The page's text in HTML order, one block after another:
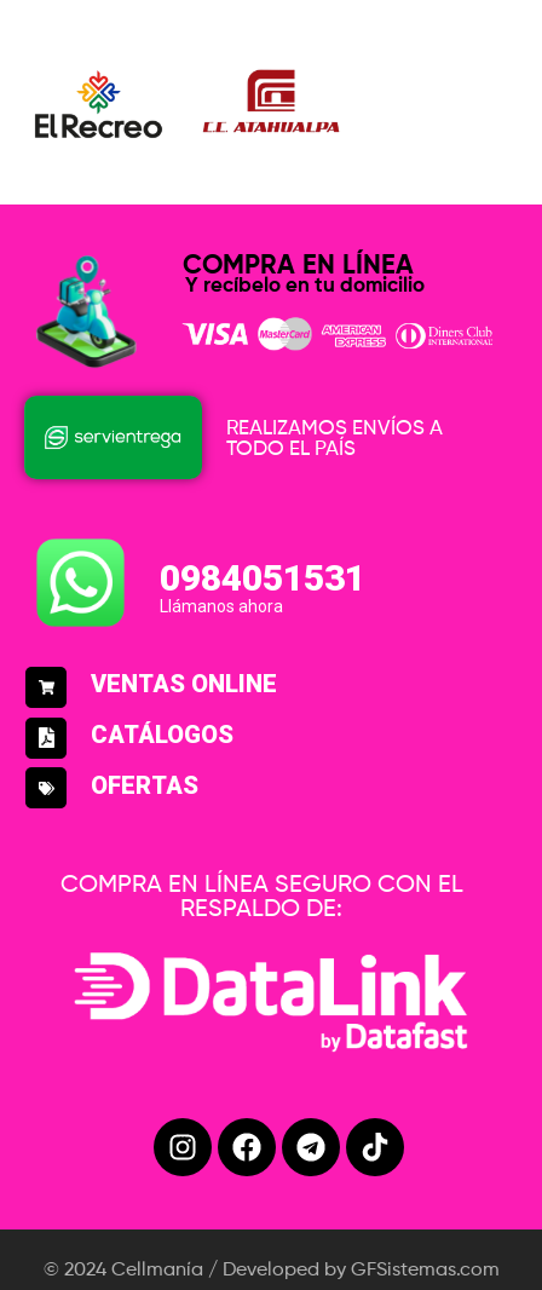
COMPRA EN LÍNEA
Y recíbelo en tu domicilio
REALIZAMOS ENVÍOS A
TODO EL PAÍS
0984051531
Llámanos ahora
VENTAS ONLINE
CATÁLOGOS
OFERTAS
COMPRA EN LÍNEA SEGURO CON EL
RESPALDO DE:
© 2024 Cellmanía / Developed by GFSistemas.com